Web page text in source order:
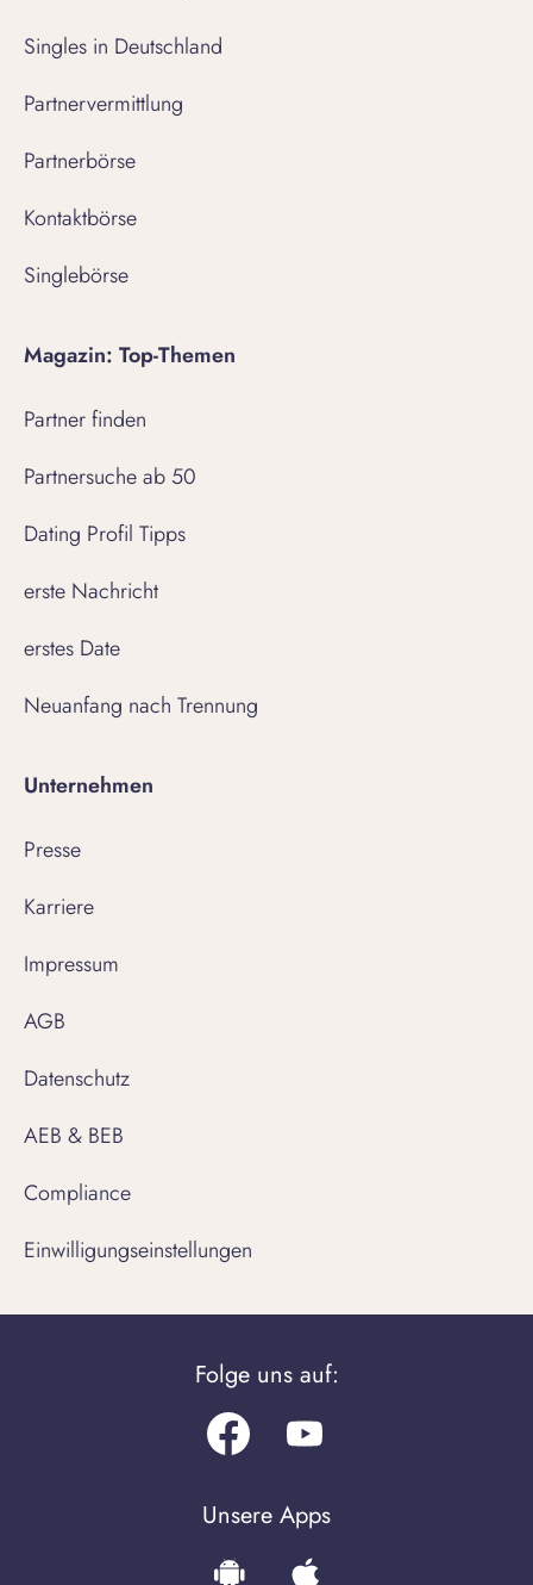
Singles in Deutschland
Partnervermittlung
Partnerbörse
Kontaktbörse
Singlebörse
Magazin: Top-Themen
Partner finden
Partnersuche ab 50
Dating Profil Tipps
erste Nachricht
erstes Date
Neuanfang nach Trennung
Unternehmen
Presse
Karriere
Impressum
AGB
Datenschutz
AEB & BEB
Compliance
Einwilligungseinstellungen
Folge uns auf:
FacebookYoutube.com
Unsere Apps